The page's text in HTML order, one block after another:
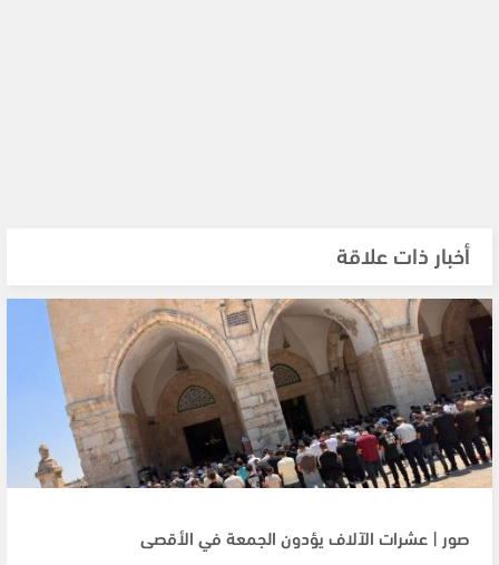
أخبار ذات علاقة
صور | عشرات الآلاف يؤدون الجمعة في الأقصى